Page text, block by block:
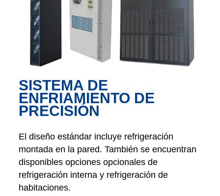
SISTEMA DE
ENFRIAMIENTO DE
PRECISIÓN
El diseño estándar incluye refrigeración
montada en la pared. También se encuentran
disponibles opciones opcionales de
refrigeración interna y refrigeración de
habitaciones.